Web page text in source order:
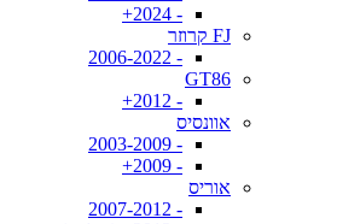
- 2024+
FJ קרוזר
- 2006-2022
GT86
- 2012+
אוונסיס
- 2003-2009
- 2009+
אוריס
- 2007-2012